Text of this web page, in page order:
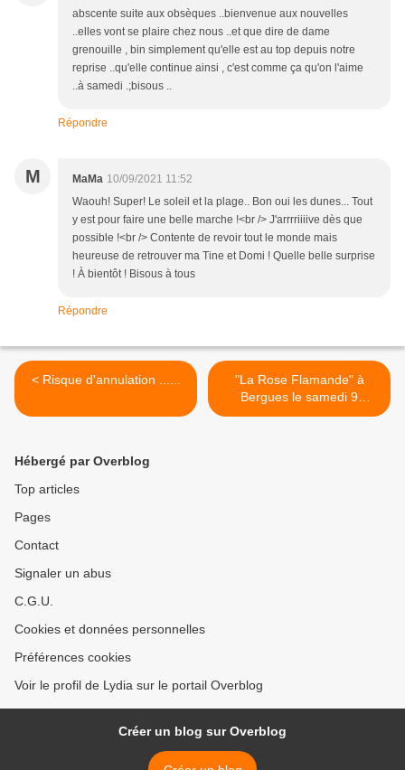
abscente suite aux obsèques ..bienvenue aux nouvelles
..elles vont se plaire chez nous ..et que dire de dame
grenouille , bin simplement qu'elle est au top depuis notre
reprise ..qu'elle continue ainsi , c'est comme ça qu'on l'aime
..à samedi .;bisous ..
Répondre
M MaMa 10/09/2021 11:52
Waouh! Super! Le soleil et la plage.. Bon oui les dunes... Tout
y est pour faire une belle marche !<br /> J'arrrriiiive dès que
possible !<br /> Contente de revoir tout le monde mais
heureuse de retrouver ma Tine et Domi ! Quelle belle surprise
! À bientôt ! Bisous à tous
Répondre
< Risque d'annulation ......
"La Rose Flamande" à
Bergues le samedi 9
octobre >
Hébergé par Overblog
Top articles
Pages
Contact
Signaler un abus
C.G.U.
Cookies et données personnelles
Préférences cookies
Voir le profil de Lydia sur le portail Overblog
Créer un blog sur Overblog